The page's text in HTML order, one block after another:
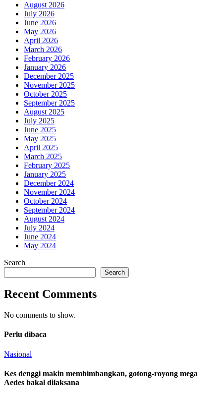
August 2026
July 2026
June 2026
May 2026
April 2026
March 2026
February 2026
January 2026
December 2025
November 2025
October 2025
September 2025
August 2025
July 2025
June 2025
May 2025
April 2025
March 2025
February 2025
January 2025
December 2024
November 2024
October 2024
September 2024
August 2024
July 2024
June 2024
May 2024
Search
Search
Recent Comments
No comments to show.
Perlu dibaca
Nasional
Kes denggi makin membimbangkan, gotong-royong mega
Aedes bakal dilaksana